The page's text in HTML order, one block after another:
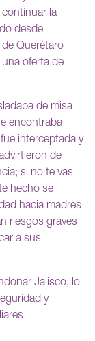
la
desde
Querétaro
oferta de
de misa
encontraba
interceptada y
de
si no te vas
hecho se
hacia madres
riesgos graves
a sus
Jalisco, lo
y